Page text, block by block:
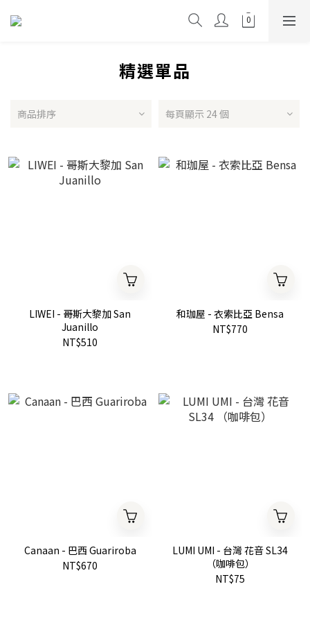
精選單品
商品排序 每頁顯示 24 個
LIWEI - 哥斯大黎加 San
Juanillo
NT$510
和珈屋 - 衣索比亞 Bensa
NT$770
Canaan - 巴西 Guariroba
NT$670
LUMI UMI - 台灣 花音 SL34
（咖啡包）
NT$75